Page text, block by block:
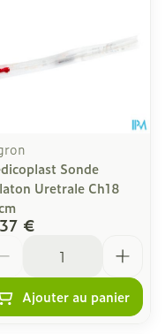
Sonde
Uretrale Ch18
€
Ajouter au panier